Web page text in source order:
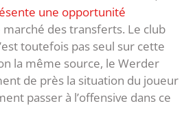
une opportunité
des transferts. Le club
toutefois pas seul sur cette
la même source, le Werder
de près la situation du joueur
passer à l’offensive dans ce